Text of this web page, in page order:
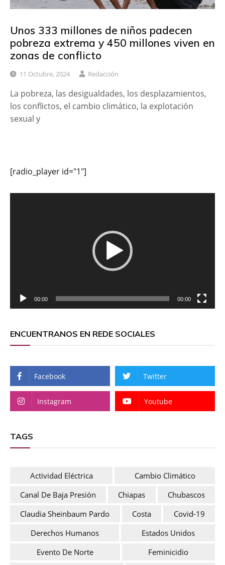
Unos 333 millones de niños padecen
pobreza extrema y 450 millones viven en
zonas de conflicto
11 Octubre, 2024 Redacción
La pobreza, las desigualdades, los desplazamientos,
los conflictos, el cambio climático, la explotación
sexual y
[radio_player id="1"]
00:00 00:00
ENCUENTRANOS EN REDE SOCIALES
Facebook Twitter
Instagram Youtube
TAGS
Actividad Eléctrica
Cambio Climático
Canal De Baja Presión
Chiapas
Chubascos
Claudia Sheinbaum Pardo
Costa
Covid-19
Derechos Humanos
Estados Unidos
Evento De Norte
Feminicidio